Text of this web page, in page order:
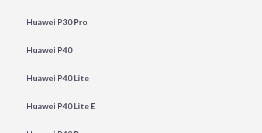
Huawei P30 Pro
Huawei P40
Huawei P40 Lite
Huawei P40 Lite E